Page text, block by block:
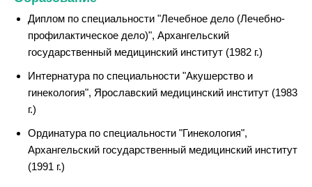
Диплом по специальности "Лечебное дело (Лечебно-
профилактическое дело)", Архангельский
государственный медицинский институт (1982 г.)
Интернатура по специальности "Акушерство и
гинекология", Ярославский медицинский институт (1983
г.)
Ординатура по специальности "Гинекология",
Архангельский государственный медицинский институт
(1991 г.)